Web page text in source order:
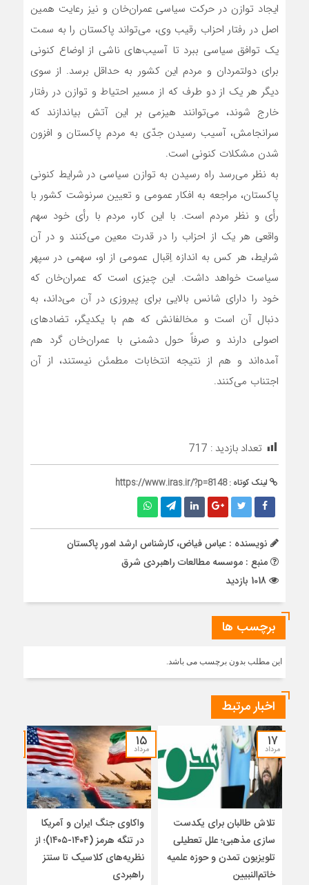
ایجاد توازن در حرکت سیاسی عمران‌خان و نیز رعایت همین
اصل در رفتار احزاب رقیب وی، می‌تواند پاکستان را به سمت
یک توافق سیاسی ببرد تا آسیب‌های ناشی از اوضاع کنونی
برای دولتمردان و مردم این کشور به حداقل برسد. از سوی
دیگر هر یک از دو طرف که از مسیر احتیاط و توازن در رفتار
خارج شوند، می‌توانند هیزمی بر این آتش بیاندازند که
سرانجامش، آسیب رسیدن جدّی به مردم پاکستان و افزون
شدن مشکلات کنونی است.
به نظر می‌رسد راه رسیدن به توازن سیاسی در شرایط کنونی
پاکستان، مراجعه به افکار عمومی و تعیین سرنوشت کشور با
رأی و نظر مردم است. با این کار، مردم با رأی خود سهم
واقعی هر یک از احزاب را در قدرت معین می‌کنند و در آن
شرایط، هر کس به اندازه اِقبال عمومی از او، سهمی در سپهر
سیاست خواهد داشت. این چیزی است که عمران‌خان که
خود را دارای شانس بالایی برای پیروزی در آن می‌داند، به
دنبال آن است و مخالفانش که هم با یکدیگر، تضادهای
اصولی دارند و صرفاً حول دشمنی با عمران‌خان گرد هم
آمده‌اند و هم از نتیجه انتخابات مطمئن نیستند، از آن
اجتناب می‌کنند.
تعداد بازدید : 717
لینک کوتاه :https://www.iras.ir/?p=8148
نویسنده : عباس فیاض، کارشناس ارشد امور پاکستان
منبع : موسسه مطالعات راهبردی شرق
برچسب ها
این مطلب بدون برچسب می باشد.
اخبار مرتبط
۱۷
مرداد
تلاش طالبان برای یکدست
سازی مذهبی؛ علل تعطیلی
تلویزیون تمدن و حوزه علمیه
خاتم‌النبیین
۱۵
مرداد
واکاوی جنگ ایران و آمریکا
در تنگه هرمز (۱۴۰۴-۱۴۰۵)؛ از
نظریه‌های کلاسیک تا سنتز
راهبردی